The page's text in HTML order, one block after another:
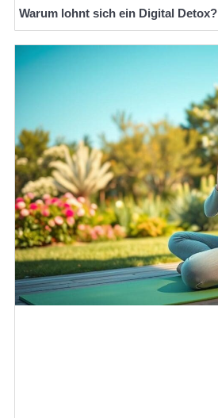
Warum lohnt sich ein Digital Detox?